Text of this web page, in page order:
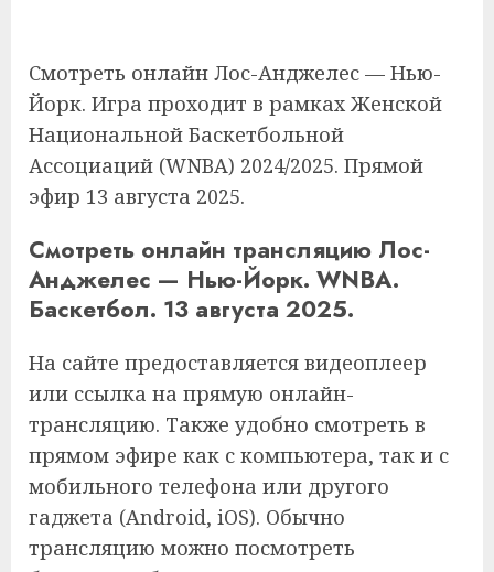
Смотреть онлайн Лос-Анджелес — Нью-
Йорк. Игра проходит в рамках Женской
Национальной Баскетбольной
Ассоциаций (WNBA) 2024/2025. Прямой
эфир 13 августа 2025.
Смотреть онлайн трансляцию Лос-
Анджелес — Нью-Йорк. WNBA.
Баскетбол. 13 августа 2025.
На сайте предоставляется видеоплеер
или ссылка на прямую онлайн-
трансляцию. Также удобно смотреть в
прямом эфире как с компьютера, так и с
мобильного телефона или другого
гаджета (Android, iOS). Обычно
трансляцию можно посмотреть